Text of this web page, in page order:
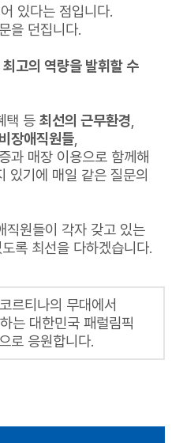
있다는 점입니다.
을 던집니다.
고의 역량을 발휘할 수
택 등최선의 근무환경,
비장애직원들,
과 매장 이용으로 함께해
있기에 매일 같은 질문의
직원들이 각자 갖고 있는
록 최선을 다하겠습니다.
르티나의 무대에서
는 대한민국 패럴림픽
로 응원합니다.